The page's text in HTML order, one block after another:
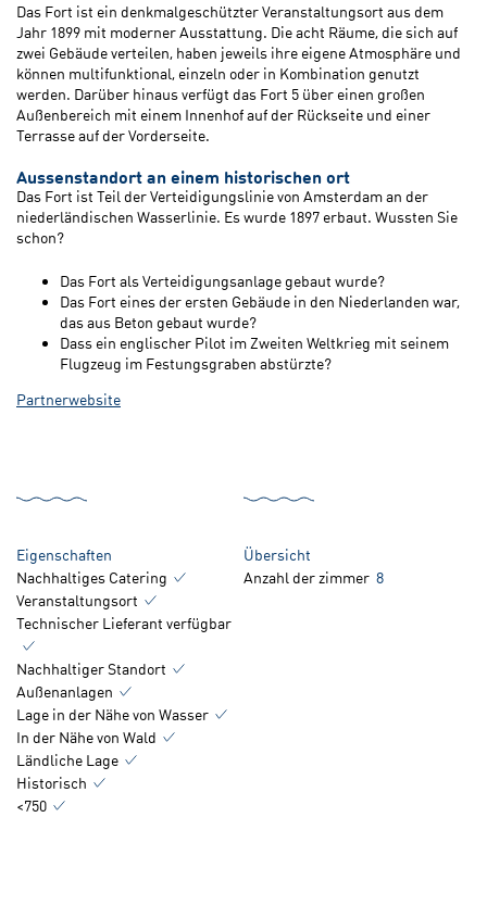
Das Fort ist ein denkmalgeschützter Veranstaltungsort aus dem
Jahr 1899 mit moderner Ausstattung. Die acht Räume, die sich auf
zwei Gebäude verteilen, haben jeweils ihre eigene Atmosphäre und
können multifunktional, einzeln oder in Kombination genutzt
werden. Darüber hinaus verfügt das Fort 5 über einen großen
Außenbereich mit einem Innenhof auf der Rückseite und einer
Terrasse auf der Vorderseite.
Aussenstandort an einem historischen ort
Das Fort ist Teil der Verteidigungslinie von Amsterdam an der
niederländischen Wasserlinie. Es wurde 1897 erbaut. Wussten Sie
schon?
Das Fort als Verteidigungsanlage gebaut wurde?
Das Fort eines der ersten Gebäude in den Niederlanden war,
das aus Beton gebaut wurde?
Dass ein englischer Pilot im Zweiten Weltkrieg mit seinem
Flugzeug im Festungsgraben abstürzte?
Partnerwebsite
Eigenschaften
Nachhaltiges Catering
Veranstaltungsort
Technischer Lieferant verfügbar
Nachhaltiger Standort
Außenanlagen
Lage in der Nähe von Wasser
In der Nähe von Wald
Ländliche Lage
Historisch
<750
Übersicht
Anzahl der zimmer 8